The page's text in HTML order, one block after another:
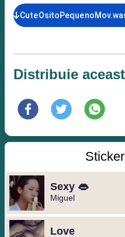
Distribuie
Sexy 👄
Miguel ️
Love